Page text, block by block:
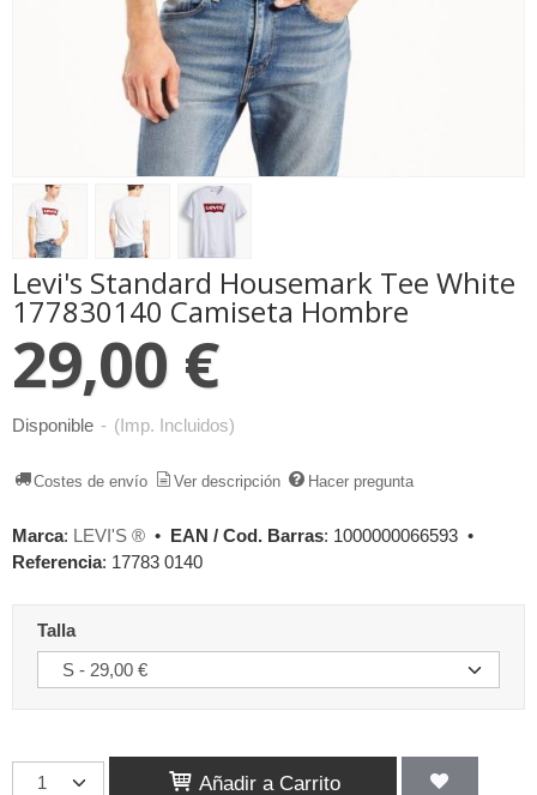
Levi's Standard Housemark Tee White
177830140 Camiseta Hombre
29,00 €
Disponible - (Imp. Incluidos)
Costes de envío Ver descripción Hacer pregunta
Marca: LEVI'S ® • EAN / Cod. Barras: 1000000066593 •
Referencia: 17783 0140
Talla
Añadir a Carrito